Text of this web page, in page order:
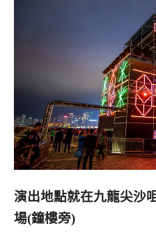
演出地點就在九龍尖沙
場(鐘樓旁)